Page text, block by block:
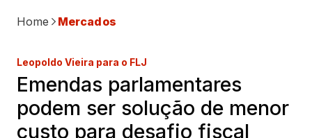
Home Mercados
Leopoldo Vieira para o FLJ
Emendas parlamentares
podem ser solução de menor
custo para desafio fiscal